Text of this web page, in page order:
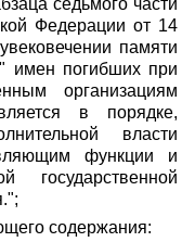
седьмого части
Федерации от 14
памяти
имен погибших при
организациям
в порядке,
власти
функции и
государственной
содержания: